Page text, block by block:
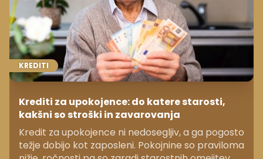
KREDITI
Krediti za upokojence: do katere starosti,
kakšni so stroški in zavarovanja
Kredit za upokojence ni nedosegljiv, a ga pogosto
težje dobijo kot zaposleni. Pokojnine so praviloma